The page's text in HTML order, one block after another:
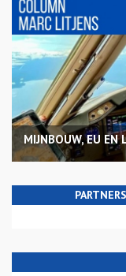
MIJNBOUW, EU EN